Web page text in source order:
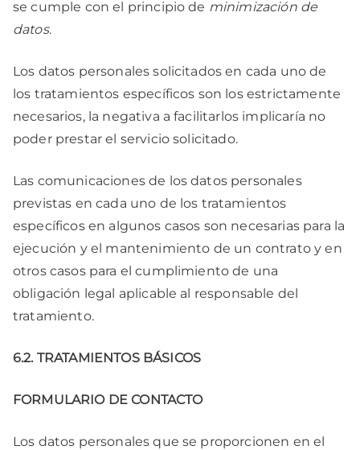
se cumple con el principio de minimización de
datos.
Los datos personales solicitados en cada uno de
los tratamientos específicos son los estrictamente
necesarios, la negativa a facilitarlos implicaría no
poder prestar el servicio solicitado.
Las comunicaciones de los datos personales
previstas en cada uno de los tratamientos
específicos en algunos casos son necesarias para la
ejecución y el mantenimiento de un contrato y en
otros casos para el cumplimiento de una
obligación legal aplicable al responsable del
tratamiento.
6.2. TRATAMIENTOS BÁSICOS
FORMULARIO DE CONTACTO
Los datos personales que se proporcionen en el